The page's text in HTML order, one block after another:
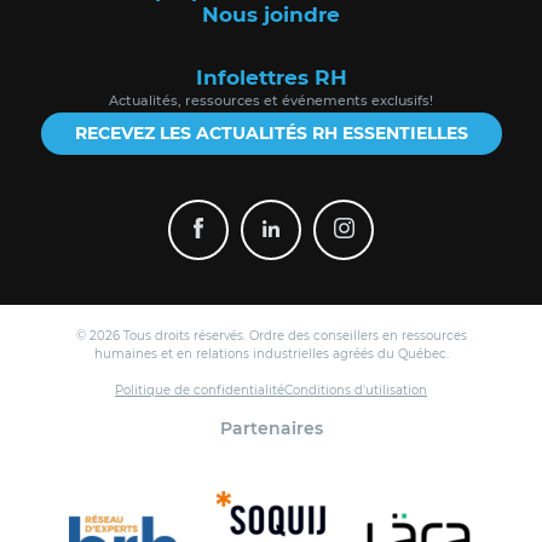
Nous joindre
Infolettres RH
Actualités, ressources et événements exclusifs!
RECEVEZ LES ACTUALITÉS RH ESSENTIELLES
© 2026 Tous droits réservés. Ordre des conseillers en ressources
humaines et en relations industrielles agréés du Québec.
Politique de confidentialitéConditions d'utilisation
Partenaires